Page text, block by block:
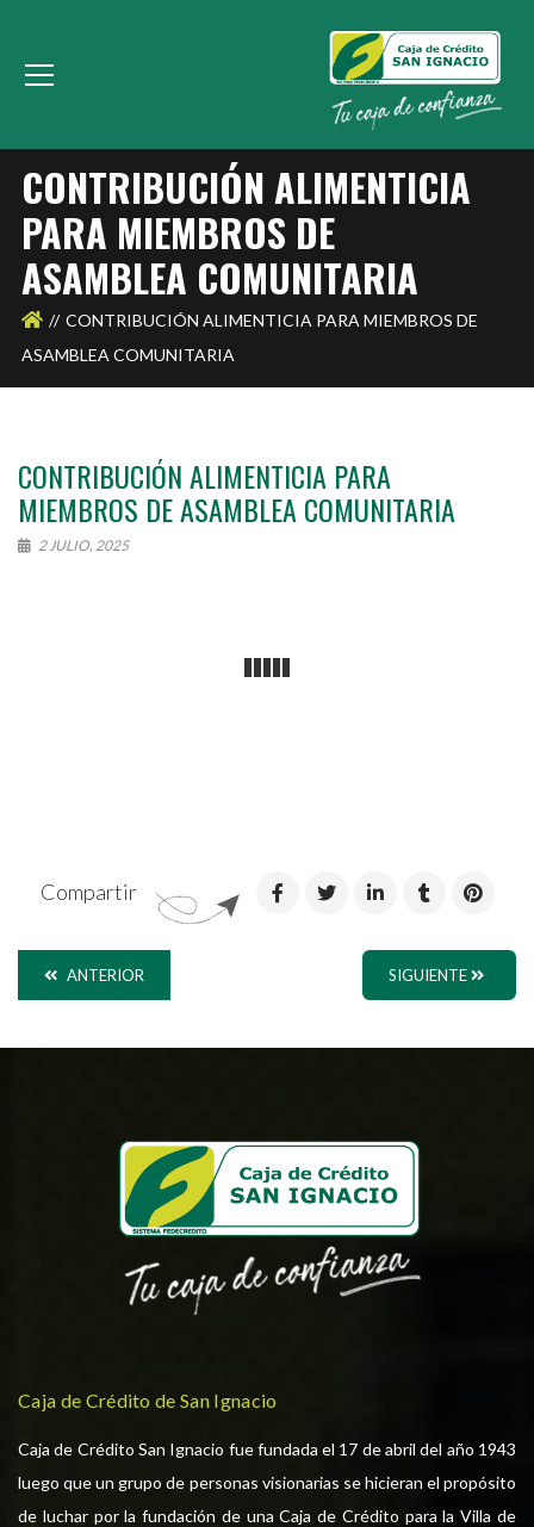
CONTRIBUCIÓN ALIMENTICIA
PARA MIEMBROS DE
ASAMBLEA COMUNITARIA
CONTRIBUCIÓN ALIMENTICIA PARA MIEMBROS DE
ASAMBLEA COMUNITARIA
CONTRIBUCIÓN ALIMENTICIA PARA
MIEMBROS DE ASAMBLEA COMUNITARIA
2 JULIO, 2025
Compartir
ANTERIOR SIGUIENTE
Caja de Crédito de San Ignacio
Caja de Crédito San Ignacio fue fundada el 17 de abril del año 1943
luego que un grupo de personas visionarias se hicieran el propósito
de luchar por la fundación de una Caja de Crédito para la Villa de